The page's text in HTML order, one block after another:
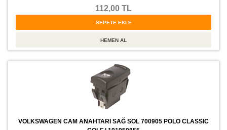
112,00 TL
VOLKSWAGEN CAM ANAHTARI SAĞ SOL 700905 POLO CLASSIC